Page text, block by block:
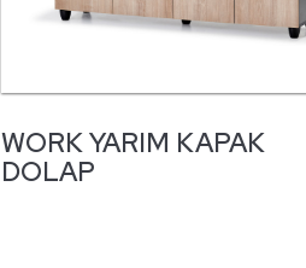
WORK YARIM KAPAK
DOLAP